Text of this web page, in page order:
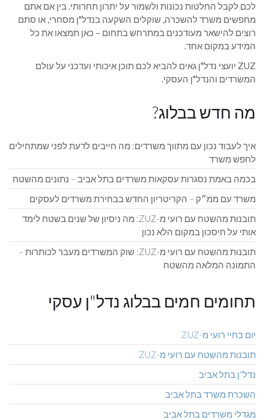
לכם לקבל החלטות נכונות ולשמור על יתרון תחרותי. בין אם אתם
מחפשים משרד להשכרה, שוקלים השקעה בנדל"ן מסחרי, או סתם
רוצים להישאר מעודכנים במתרחש בתחום – כאן תמצאו את כל
המידע במקום אחד.
ZUZ יועצי נדל"ן גאים להביא לכם תוכן איכותי ועדכני על עולם
המשרדים והנדל"ן העסקי.
מה חדש בבלוג?
איך לעבוד נכון עם מתווך משרדים: מה חייבים לדעת לפני שמתחילים
לחפש משרד
בכמה באמת נסגרות עסקאות משרדים בתל אביב – נתונים מהשטח
משרד עם ממ״ק – הקריטריון החדש בבחירת משרדים לעסקים
תובנות מהשטח עם רועי מ-ZUZ: מה ניסיון של שנים בשטח לימד
אותי על חיסכון במקום הלא נכון
תובנות מהשטח עם רועי מ-ZUZ: שוק המשרדים מעבר לכותרות –
התמונה המלאה מהשטח
תחומים חמים בבלוג נדל"ן עסקי
יום בחיי רועי מ-ZUZ
תובנות מהשטח עם רועי מ-ZUZ
נדל"ן בתל אביב
השכרת משרד בתל אביב
מגדלי משרדים בתל אביב